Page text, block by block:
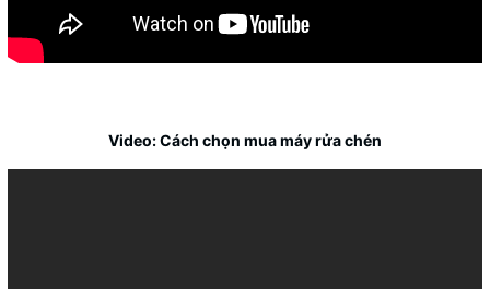
Video: Cách chọn mua máy rửa chén